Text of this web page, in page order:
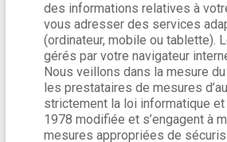
des informations relatives à
vous adresser des services
(ordinateur, mobile ou tablette).
gérés par votre navigateur
Nous veillons dans la mesure
les prestataires de mesures
strictement la loi informatique
1978 modifiée et s’engagent à
mesures appropriées de